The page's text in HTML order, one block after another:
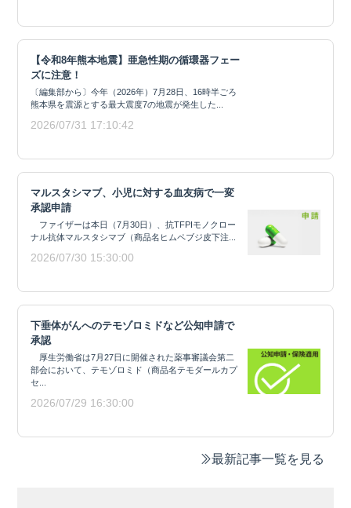
【令和8年熊本地震】亜急性期の循環器フェー
ズに注意！
〔編集部から〕今年（2026年）7月28日、16時半ごろ
熊本県を震源とする最大震度7の地震が発生した...
2026/07/31 17:10:42
マルスタシマブ、小児に対する血友病で一変
承認申請
ファイザーは本日（7月30日）、抗TFPIモノクロー
ナル抗体マルスタシマブ（商品名ヒムペブジ皮下注...
2026/07/30 15:30:00
下垂体がんへのテモゾロミドなど公知申請で
承認
厚生労働省は7月27日に開催された薬事審議会第二
部会において、テモゾロミド（商品名テモダールカプ
セ...
2026/07/29 16:30:00
最新記事一覧を見る